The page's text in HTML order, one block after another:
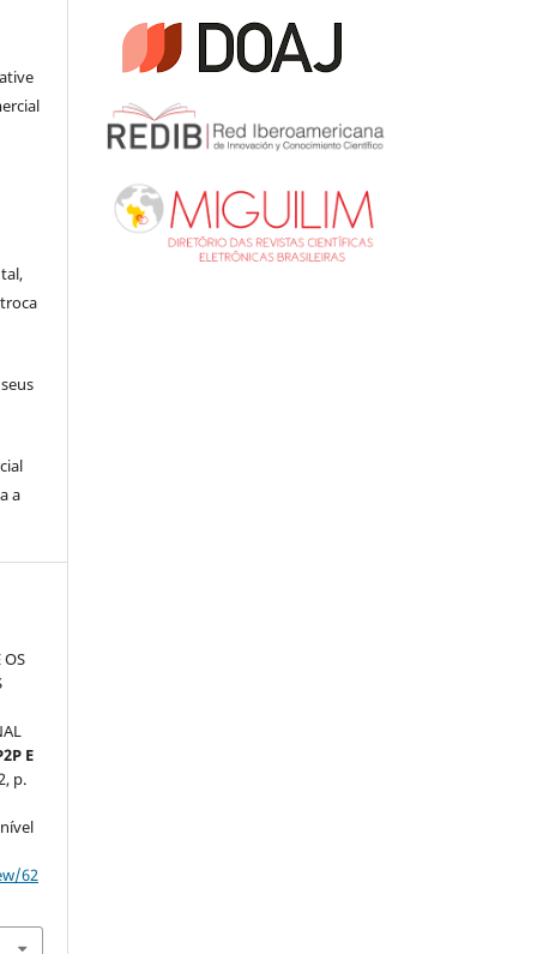
a
OS
E
p.
62